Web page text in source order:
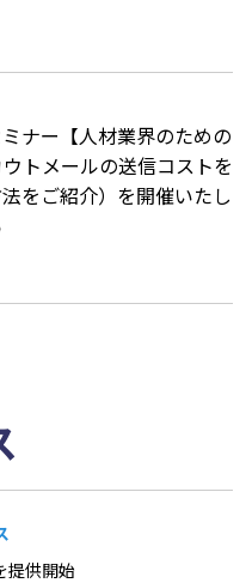
ナー【人材業界のための
ウトメールの送信コストを
をご紹介）を開催いたし
提供開始